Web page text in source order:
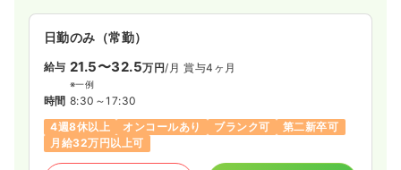
日勤のみ（常勤）
給与 21.5〜32.5万円/月 賞与4ヶ月
※一例
時間 8:30～17:30
4週8休以上
オンコールあり ブランク可
第二新卒可
月給32万円以上可